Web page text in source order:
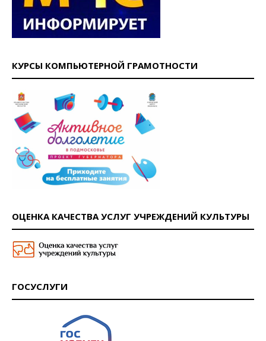
КУРСЫ КОМПЬЮТЕРНОЙ ГРАМОТНОСТИ
ОЦЕНКА КАЧЕСТВА УСЛУГ УЧРЕЖДЕНИЙ КУЛЬТУРЫ
ГОСУСЛУГИ